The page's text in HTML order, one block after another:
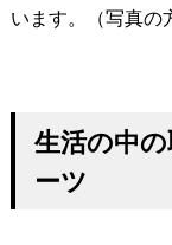
います。（写真の
生活の中
ーツ